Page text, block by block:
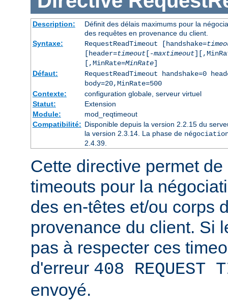
Description:
Définit des délais maximums pour la
des requêtes en provenance du client.
Syntaxe:
RequestReadTimeout [handshake=
[header=timeout[-maxtimeout
[,MinRate=MinRate]
Défaut:
RequestReadTimeout handshake=0
body=20,MinRate=500
Contexte:
configuration globale, serveur virtuel
Statut:
Extension
Module:
mod_reqtimeout
Compatibilité: Disponible depuis la version 2.2.15 du
la version 2.3.14. La phase de
2.4.39.
Cette directive permet
timeouts pour la
des en-têtes et/ou corps
provenance du client. Si
pas à respecter ces
d'erreur 408 REQUEST
envoyé.